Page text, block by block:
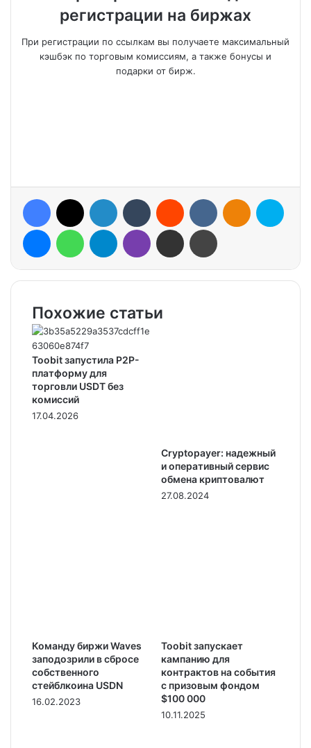
регистрации на биржах
При регистрации по ссылкам вы получаете максимальный
кэшбэк по торговым комиссиям, а также бонусы и
подарки от бирж.
Похожие статьи
Toobit запустила P2P-
платформу для
торговли USDT без
комиссий
17.04.2026
Cryptopayer: надежный
и оперативный сервис
обмена криптовалют
27.08.2024
Команду биржи Waves
заподозрили в сбросе
собственного
стейблкоина USDN
16.02.2023
Toobit запускает
кампанию для
контрактов на события
с призовым фондом
$100 000
10.11.2025